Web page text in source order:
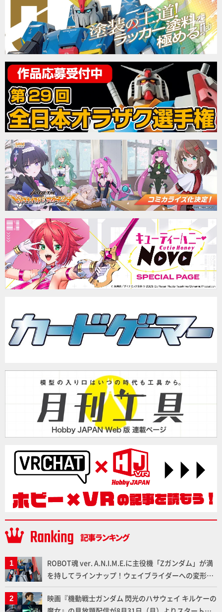
ROBOT魂 ver. A.N.I.M.E.に主役機「Zガンダム」が満
を持してラインナップ！ウェイブライダーへの変形、
劇中どおりのプロポーションを再現【機動戦士Zガン
ダム】
映画『機動戦士ガンダム 閃光のハサウェイ キルケーの